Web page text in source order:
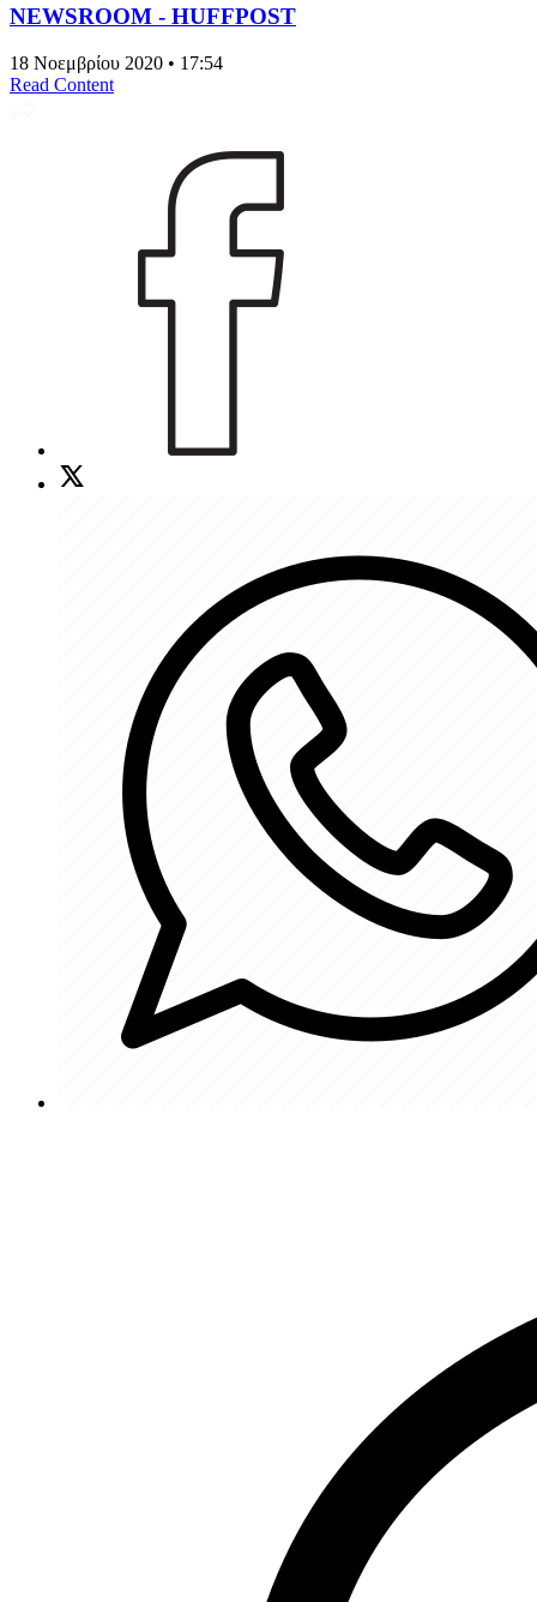
NEWSROOM - HUFFPOST
18 Νοεμβρίου 2020 • 17:54
Read Content